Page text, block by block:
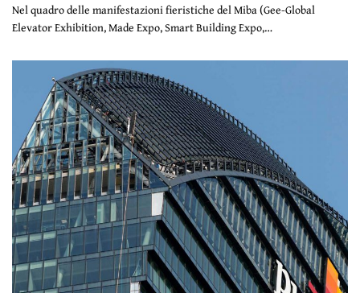
Nel quadro delle manifestazioni fieristiche del Miba (Gee-Global
Elevator Exhibition, Made Expo, Smart Building Expo,…